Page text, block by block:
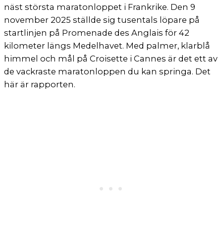
näst största maratonloppet i Frankrike. Den 9
november 2025 ställde sig tusentals löpare på
startlinjen på Promenade des Anglais för 42
kilometer längs Medelhavet. Med palmer, klarblå
himmel och mål på Croisette i Cannes är det ett av
de vackraste maratonloppen du kan springa. Det
här är rapporten.